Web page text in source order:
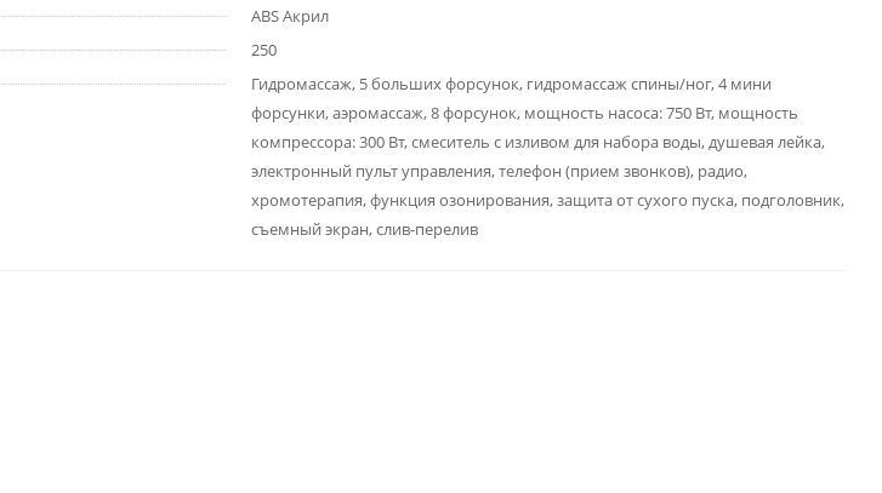
ABS Акрил
250
Гидромассаж, 5 больших форсунок, гидромассаж спины/ног, 4 мини
форсунки, аэромассаж, 8 форсунок, мощность насоса: 750 Вт, мощность
компрессора: 300 Вт, смеситель с изливом для набора воды, душевая лейка,
электронный пульт управления, телефон (прием звонков), радио,
хромотерапия, функция озонирования, защита от сухого пуска, подголовник,
съемный экран, слив-перелив